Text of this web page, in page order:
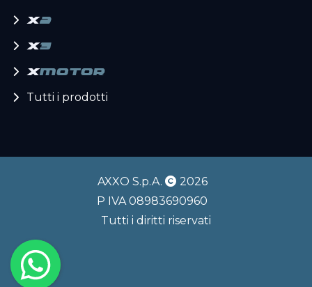
x2
x3
xmotor
Tutti i prodotti
AXXO S.p.A.
2026
P IVA 08983690960
Tutti i diritti riservati